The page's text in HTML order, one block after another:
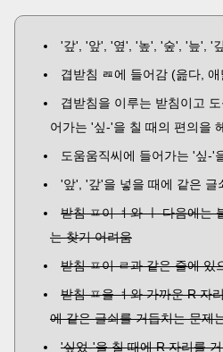
'갚', '앞', '옆', '높', '숲', '늪', '
겹받침 ㄿ에 들어감 (읊다, 애
겹받침을 이루는 받침이고
어가는 '싶-'을 칠 때의 편의을
도움움직씨에 들어가는 '싶-'
'앞', '갚'을 넣을 때에 같은 글
받침 ㅍ이 ㅕ와 ㅣ 다음에는
는 찾기 어려움
받침 ㅍ이 ㄹ과 같은 줄에 있
받침 ㅍ을 ㅕ와 가까운 R 자
에 같은 글쇠를 거듭치는 문제
'싶었-'을 칠 때에 R 자리를